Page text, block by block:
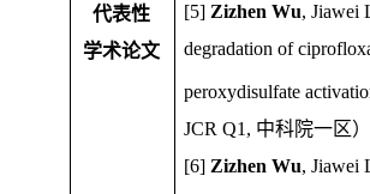
代表性
学术论文
[5] Zizhen Wu, Jiawei
degradation of
peroxydisulfate
JCR Q1, 中科院一区）
[6] Zizhen Wu, Jiawei